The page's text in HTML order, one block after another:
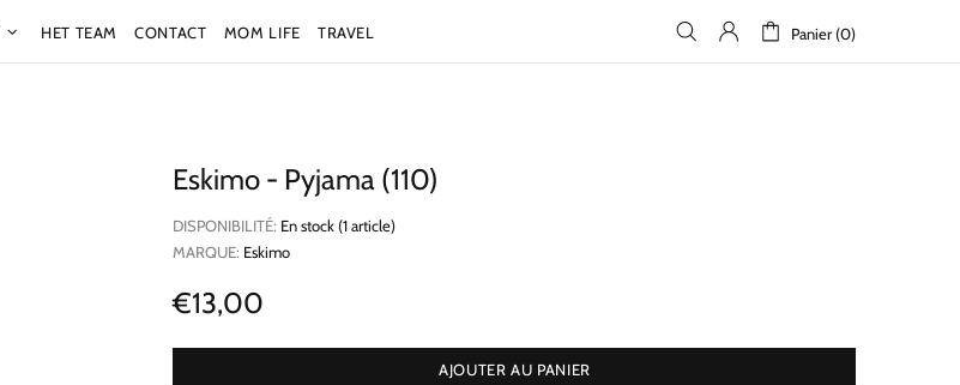
HET TEAM CONTACT MOM LIFE TRAVEL Panier (0)
Eskimo - Pyjama (110)
DISPONIBILITÉ: En stock (1 article)
MARQUE: Eskimo
€13,00
AJOUTER AU PANIER